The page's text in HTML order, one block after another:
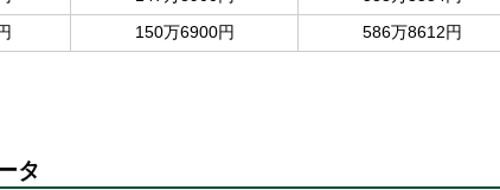
150万6900円 586万8612円
タ